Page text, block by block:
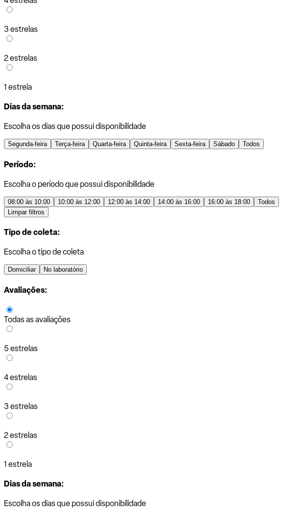
3 estrelas
2 estrelas
1 estrela
Dias da semana:
Escolha os dias que possui disponibilidade
Segunda-feira Terça-feira Quarta-feira Quinta-feira Sexta-feira Sábado Todos
Período:
Escolha o período que possui disponibilidade
08:00 às 10:00 10:00 às 12:00 12:00 às 14:00 14:00 às 16:00 16:00 às 18:00
Todos
Limpar filtros
Tipo de coleta:
Escolha o tipo de coleta
Domiciliar No laboratório
Avaliações:
Todas as avaliações
5 estrelas
4 estrelas
3 estrelas
2 estrelas
1 estrela
Dias da semana:
Escolha os dias que possui disponibilidade